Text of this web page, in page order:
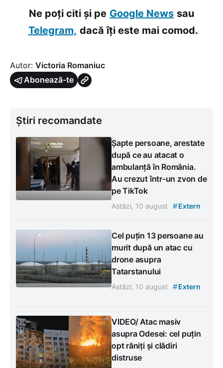
Ne poți citi și pe Google News sau
Telegram, dacă îți este mai comod.
Autor: Victoria Romaniuc
Abonează-te
Știri recomandate
Șapte persoane, arestate
după ce au atacat o
ambulanță în România.
Au crezut într-un zvon de
pe TikTok
Astăzi, 10 august #Extern
Cel puțin 13 persoane au
murit după un atac cu
drone asupra
Tatarstanului
Astăzi, 10 august #Extern
VIDEO/ Atac masiv
asupra Odesei: cel puțin
opt răniți și clădiri
distruse